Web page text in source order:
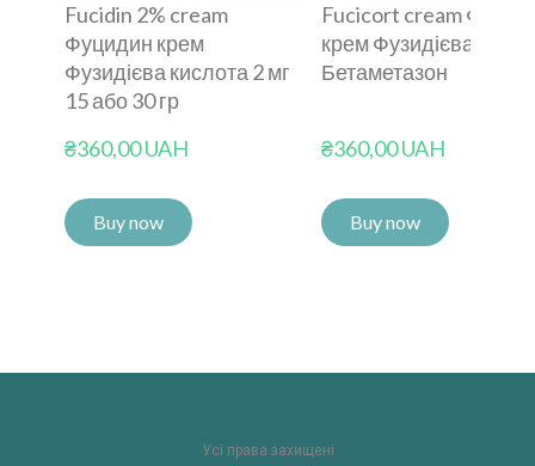
Fucidin 2% cream
Фуцидин крем
Фузидієва кислота 2 мг
15 або 30 гр
₴360,00 UAH
Buy now
Fucicort cream
крем Фузидієва
Бетаметазон
₴360,00 UAH
Buy now
Усі права захищені